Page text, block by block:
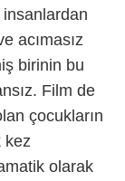
insanlardan
acımasız
birinin bu
Film de
çocukların
kez
olarak